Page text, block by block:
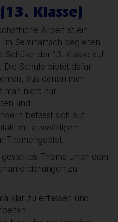
Klasse)
Arbeit ist ein
Seminarfach begleiten
Schüler der 13. Klasse auf
Die Schule bietet dafür
aus denen man
man nicht nur
und
befasst sich auf
mit auswärtigen
Themengebiet.
Thema unter dem
zu
klar zu erfassen und